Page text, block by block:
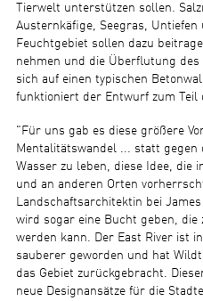
Tierwelt unterstützen sollen.
Austernkäfige, Seegras, Untiefen
Feuchtgebiet sollen dazu
nehmen und die Überflutung des
sich auf einen typischen
funktioniert der Entwurf zum Teil
"Für uns gab es diese größere
Mentalitätswandel ... statt gegen
Wasser zu leben, diese Idee, die
und an anderen Orten
Landschaftsarchitektin bei
wird sogar eine Bucht geben, die
werden kann. Der East River ist
sauberer geworden und hat
das Gebiet zurückgebracht.
neue Designansätze für die